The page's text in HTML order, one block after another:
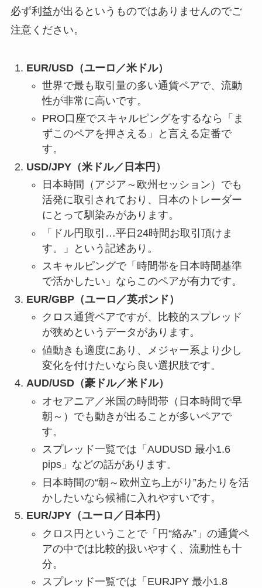
必ず利益が出るというものではありませんのでご
注意ください。
EUR/USD（ユーロ／米ドル）
世界で最も取引量の多い通貨ペアで、流動
性が非常に高いです。
PRO口座でスキャルピングをするなら「ま
ずこのペアを押さえる」と言える定番で
す。
USD/JPY（米ドル／日本円）
日本時間（アジア～欧州セッション）でも
活発に取引されており、日本のトレーダー
にとって馴染みがあります。
「ドル円取引…平日24時間お取引頂けま
す。」という記述あり。
スキャルピングで「時間帯を日本時間基準
で活かしたい」ならこのペアが有力です。
EUR/GBP（ユーロ／英ポンド）
クロス通貨ペアですが、比較的スプレッド
が狭めというデータがあります。
値動きも適度にあり、メジャー系より少し
変化を付けたいなら良い選択肢です。
AUD/USD（豪ドル／米ドル）
オセアニア／米国の時間帯（日本時間で早
朝～）でも動きが出ることが多いペアで
す。
スプレッド一覧では「AUDUSD 最小1.6
pips」などの話があります。
日本時間の“朝～欧州立ち上がり”あたりを活
かしたいなら候補に入れやすいです。
EUR/JPY（ユーロ／日本円）
クロス円ということで「円“絡み”」の通貨ペ
アの中では比較的扱いやすく、流動性も十
分。
スプレッド一覧では「EURJPY 最小1.8